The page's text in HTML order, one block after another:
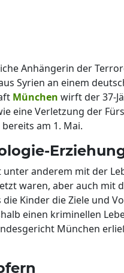
Anhängerin der
Syrien an einem
München wirft der 37-
eine Verletzung der
am 1. Mai.
anderem mit der
waren, aber auch mit
Kinder die Ziele und
einen kriminellen
München